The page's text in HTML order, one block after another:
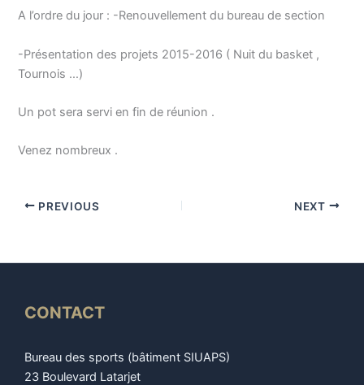
A l’ordre du jour : -Renouvellement du bureau de section
-Présentation des projets 2015-2016 ( Nuit du basket ,
Tournois …)
Un pot sera servi en fin de réunion .
Venez nombreux .
PREVIOUS NEXT
CONTACT
Bureau des sports (bâtiment SIUAPS)
23 Boulevard Latarjet